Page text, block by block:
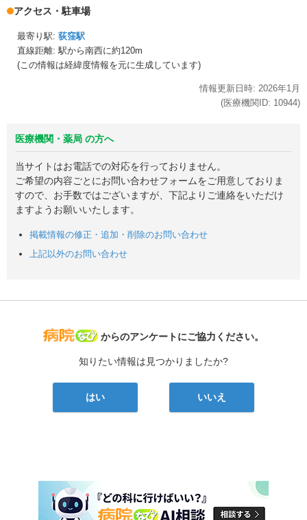
アクセス・駐車場
最寄り駅: 荻窪駅
直線距離: 駅から南西に約120m
(この情報は経緯度情報を元に生成しています)
情報更新日時: 2026年1月
(医療機関ID: 10944)
医療機関・薬局 の方へ
当サイトはお電話での対応を行っておりません。
ご希望の内容ごとにお問い合わせフォームをご用意しておりま
すので、お手数ではございますが、下記よりご連絡をいただけ
ますようお願いいたします。
掲載情報の修正・追加・削除のお問い合わせ
上記以外のお問い合わせ
病院なび
からのアンケートにご協力ください。
知りたい情報は見つかりましたか?
はい いいえ